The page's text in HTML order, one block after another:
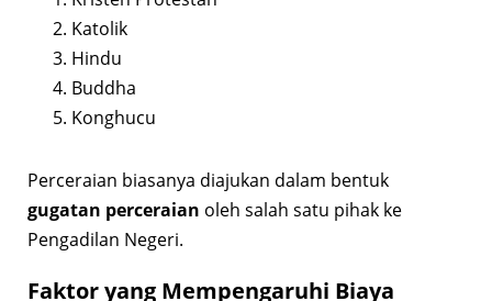
Katolik
Hindu
Buddha
Konghucu
Perceraian biasanya diajukan dalam bentuk
gugatan perceraian oleh salah satu pihak ke
Pengadilan Negeri.
Faktor yang Mempengaruhi Biaya